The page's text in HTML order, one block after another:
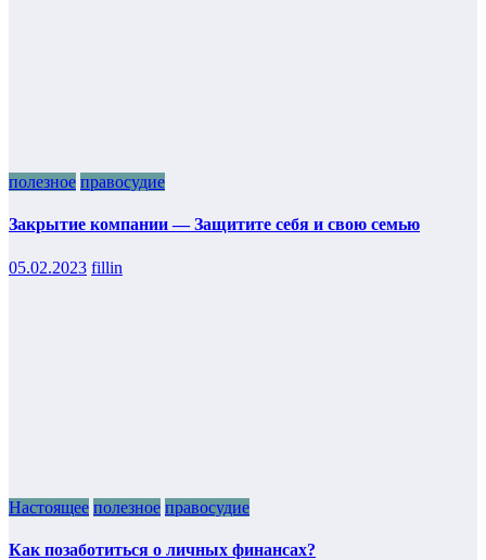
полезное правосудие
Закрытие компании — Защитите себя и свою семью
05.02.2023 fillin
Настоящее полезное правосудие
Как позаботиться о личных финансах?